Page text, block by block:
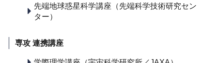
先端地球惑星科学講座（先端科学技術研究セン
ター）
専攻 連携講座